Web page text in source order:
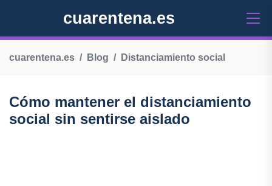
cuarentena.es
cuarentena.es Blog Distanciamiento social
Cómo mantener el distanciamiento
social sin sentirse aislado